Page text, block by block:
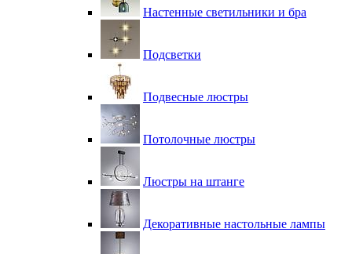
Настенные светильники и бра
Подсветки
Подвесные люстры
Потолочные люстры
Люстры на штанге
Декоративные настольные лампы